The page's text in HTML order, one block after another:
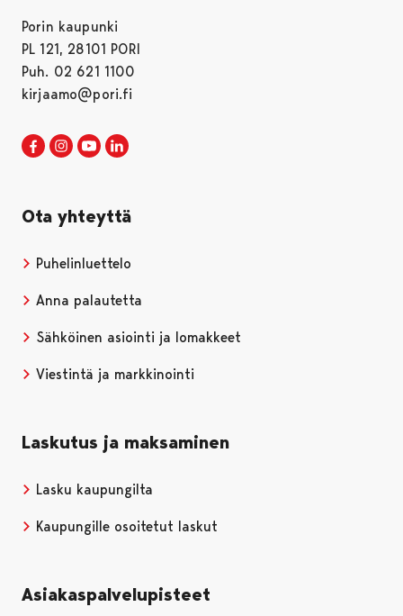
Porin kaupunki
PL 121, 28101 PORI
Puh. 02 621 1100
kirjaamo@pori.fi
Porin kaupunki Facebookissa
Avautuu uudessa välilehdessä
Porin kaupunki Instagramissa
Avautuu uudessa välilehdessä
Porin kaupunki Youtubessa
Avautuu uudessa välilehdessä
Ota yhteyttä
Puhelinluettelo
Anna palautetta
Sähköinen asiointi ja lomakkeet
Viestintä ja markkinointi
Laskutus ja maksaminen
Lasku kaupungilta
Kaupungille osoitetut laskut
Asiakaspalvelupisteet